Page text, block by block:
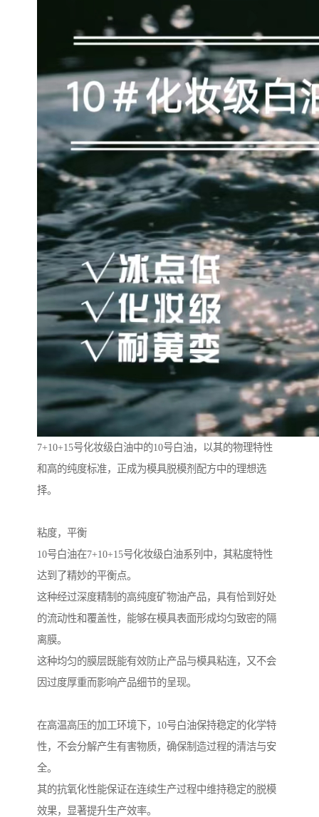
7+10+15号化妆级白油中的10号白油，以其的物理特性
和高的纯度标准，正成为模具脱模剂配方中的理想选
择。
粘度，平衡
10号白油在7+10+15号化妆级白油系列中，其粘度特性
达到了精妙的平衡点。
这种经过深度精制的高纯度矿物油产品，具有恰到好处
的流动性和覆盖性，能够在模具表面形成均匀致密的隔
离膜。
这种均匀的膜层既能有效防止产品与模具粘连，又不会
因过度厚重而影响产品细节的呈现。
在高温高压的加工环境下，10号白油保持稳定的化学特
性，不会分解产生有害物质，确保制造过程的清洁与安
全。
其的抗氧化性能保证在连续生产过程中维持稳定的脱模
效果，显著提升生产效率。